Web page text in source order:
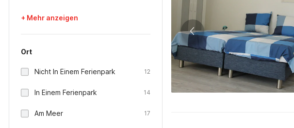
+ Mehr anzeigen
Ort
Nicht In Einem Ferienpark 12
In Einem Ferienpark 14
Am Meer 17